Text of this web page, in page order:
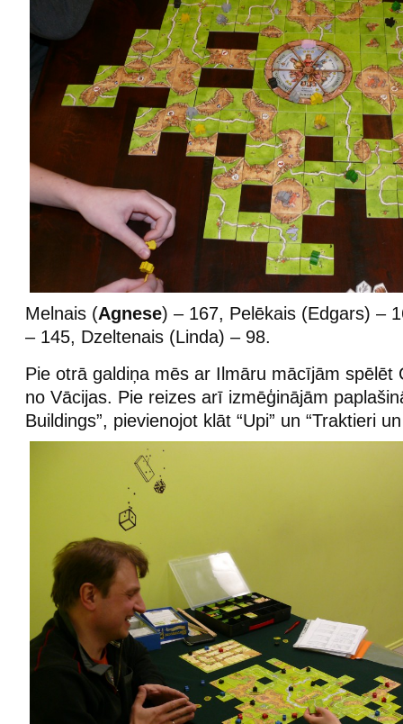
Melnais (Agnese) – 167, Pelēkais (Edgars) –
– 145, Dzeltenais (Linda) – 98.
Pie otrā galdiņa mēs ar Ilmāru mācījām spēlēt
no Vācijas. Pie reizes arī izmēģinājām
Buildings”, pievienojot klāt “Upi” un “Traktieri